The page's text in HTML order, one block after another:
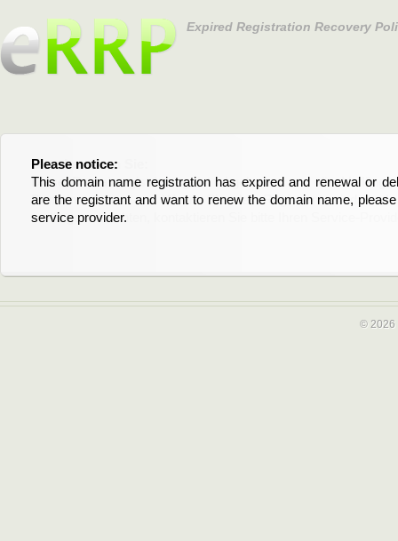
Expired Registration Recovery
Please notice:
This domain name registration has expired and renewal or
are the registrant and want to renew the domain name,
service provider.
Bitte beachten Sie:
Diese Domainregistrierung ist abgelaufen und die
Domain stehen an. Wenn Sie der Registrant sind und
verlängern möchten, kontaktieren Sie bitte Ihren Service-
© 2026